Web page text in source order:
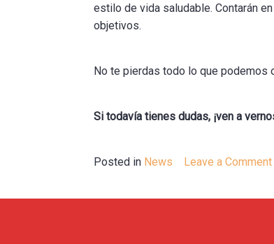
estilo de vida saludable. Contarán
objetivos.
No te pierdas todo lo que
Si todavía tienes dudas, ¡ven a
Posted in News Leave a Comment